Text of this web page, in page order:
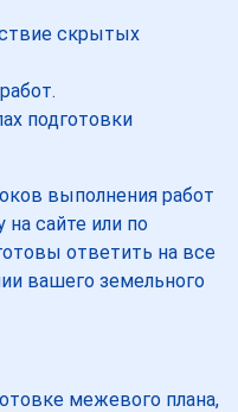
скрытых
подготовки
выполнения работ
сайте или по
ответить на все
вашего земельного
межевого плана,